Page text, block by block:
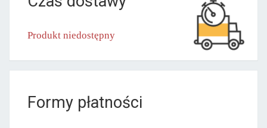
Produkt niedostępny
Formy płatności